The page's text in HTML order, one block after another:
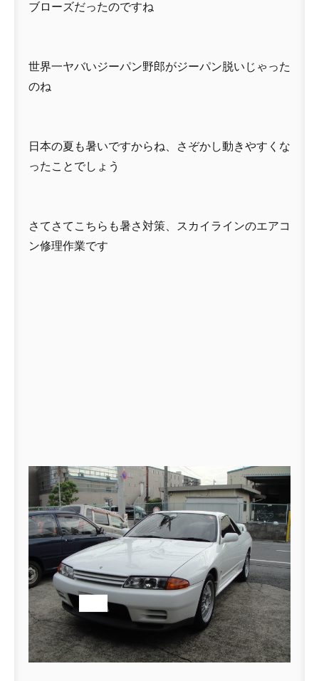
ブローズだったのですね
世界一ヤバいジーパン野郎がジーパン脱いじゃった
のね
日本の夏も暑いですからね、さぞかし動きやすくな
ったことでしょう
さてさてこちらも暑さ対策、スカイラインのエアコ
ン修理作業です